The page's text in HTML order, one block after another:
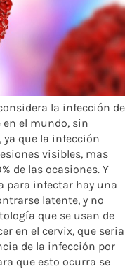
la infección de
el mundo, sin
que la infección
visibles, mas
de las ocasiones. Y
para infectar hay una
latente, y no
que se usan de
en el cervix, que seria
de la infección por
que esto ocurra se